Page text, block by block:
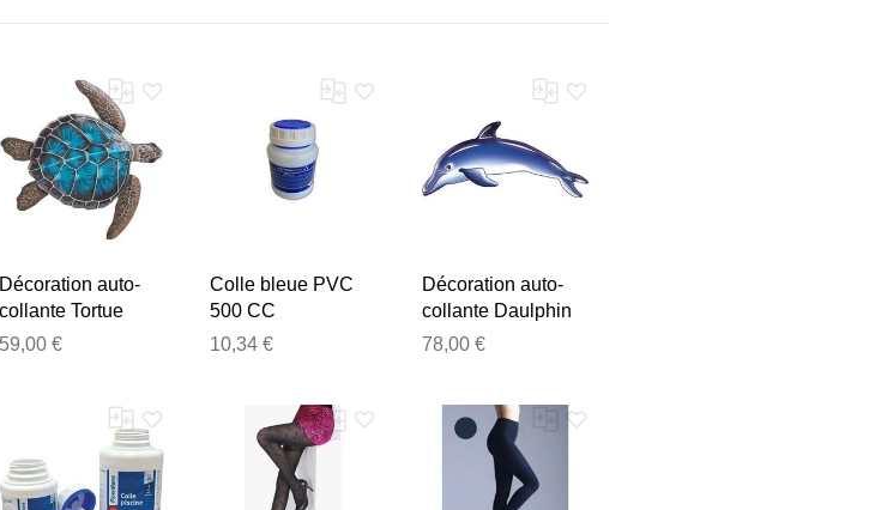
Décoration auto-
collante Tortue
bleu
59,00 €
Colle bleue PVC
500 CC
10,34 €
Décoration auto-
collante Daulphin
bleu
78,00 €